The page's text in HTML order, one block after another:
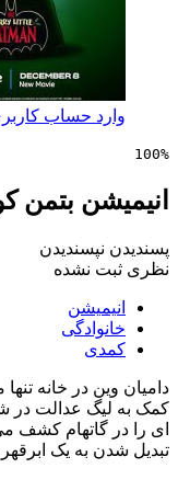
حساب کاربری خود
بتمن کوچک
نشده
در خانه تنها می ماند
عدالت در شب
کشف می کند تا
یک ابرقهرمان مانند